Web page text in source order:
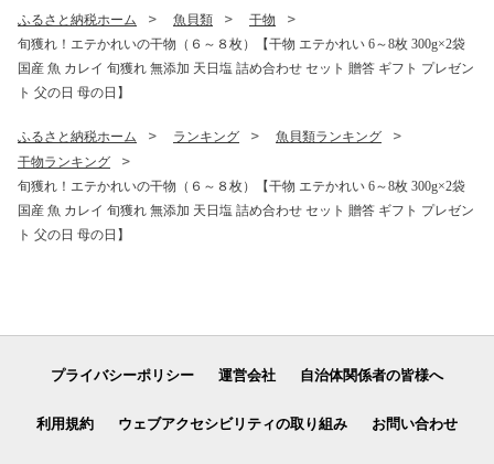
ふるさと納税ホーム 魚貝類
干物
旬獲れ！エテかれいの干物（６～８枚）【干物 エテかれい 6～8枚 300g×2袋
国産 魚 カレイ 旬獲れ 無添加 天日塩 詰め合わせ セット 贈答 ギフト プレゼン
ト 父の日 母の日】
ふるさと納税ホーム ランキング
魚貝類ランキング
干物ランキング
旬獲れ！エテかれいの干物（６～８枚）【干物 エテかれい 6～8枚 300g×2袋
国産 魚 カレイ 旬獲れ 無添加 天日塩 詰め合わせ セット 贈答 ギフト プレゼン
ト 父の日 母の日】
プライバシーポリシー 運営会社 自治体関係者の皆様へ
利用規約 ウェブアクセシビリティの取り組み お問い合わせ